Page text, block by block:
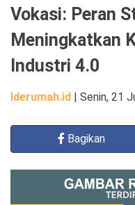
Vokasi: Peran
Meningkatkan
Industri 4.0
Iderumah.id Senin, 21
Bagikan